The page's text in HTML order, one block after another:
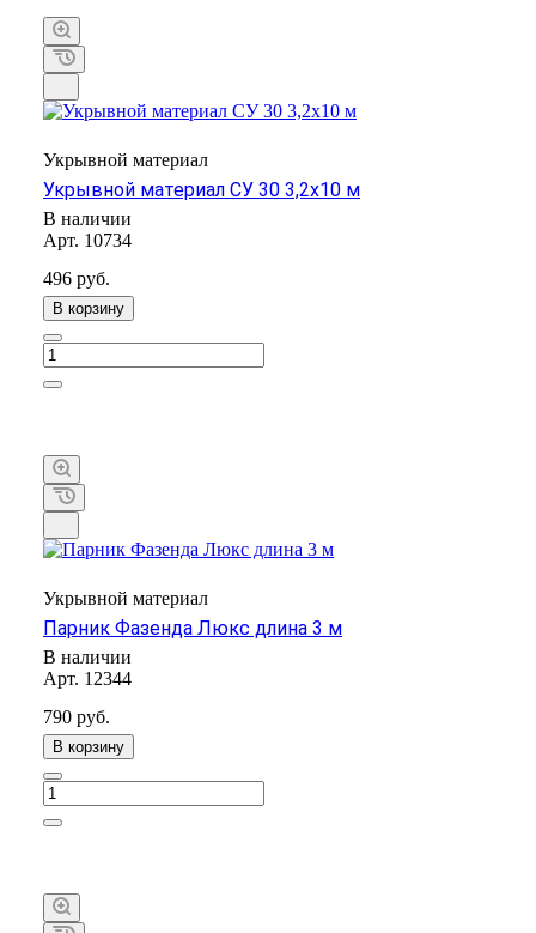
Укрывной материал
Укрывной материал СУ 30 3,2х10 м
В наличии
Арт. 10734
496 руб.
В корзину
Укрывной материал
Парник Фазенда Люкс длина 3 м
В наличии
Арт. 12344
790 руб.
В корзину